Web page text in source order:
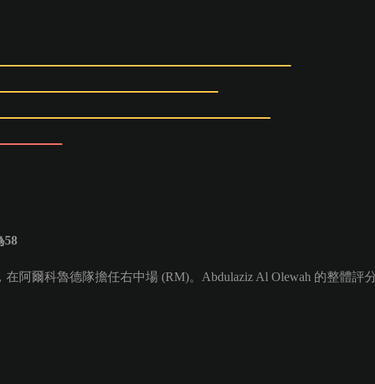
58
阿爾科魯德隊擔任右中場 (RM)。Abdulaziz Al Olewah 的整體評分